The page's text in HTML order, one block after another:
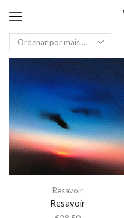
Resavoir
Resavoir